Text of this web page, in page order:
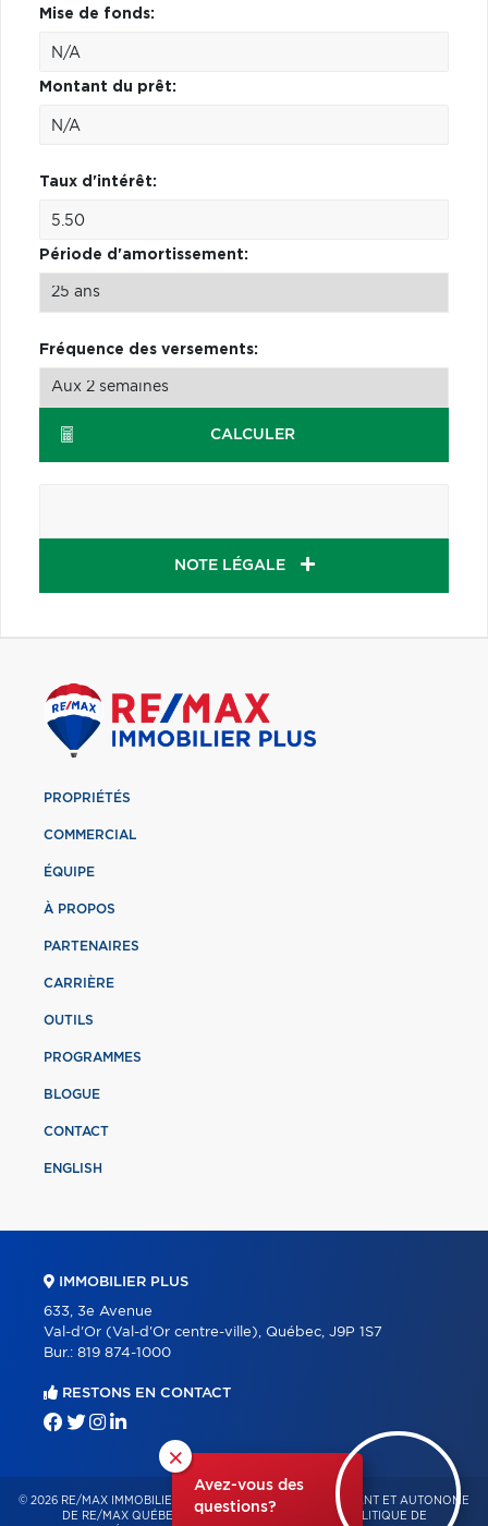
Mise de fonds:
Montant du prêt:
Taux d'intérêt:
Période d'amortissement:
Fréquence des versements:
CALCULER
NOTE LÉGALE
×
Avez-vous des
questions?
PROPRIÉTÉS
COMMERCIAL
ÉQUIPE
À PROPOS
PARTENAIRES
CARRIÈRE
OUTILS
PROGRAMMES
BLOGUE
CONTACT
ENGLISH
IMMOBILIER PLUS
633, 3e Avenue
Val-d'Or (Val-d'Or centre-ville), Québec, J9P 1S7
Bur.: 819 874-1000
RESTONS EN CONTACT
© 2026 RE/MAX IMMOBILIER PLUS – FRANCHISÉ INDÉPENDANT ET AUTONOME
DE RE/MAX QUÉBEC – TOUS DROITS RÉSERVÉS -POLITIQUE DE